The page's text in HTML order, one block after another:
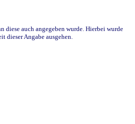
diese auch angegeben wurde. Hierbei wurde
dieser Angabe ausgehen.